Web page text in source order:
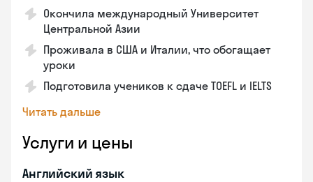
Окончила международный Университет
Центральной Азии
Проживала в США и Италии, что обогащает
уроки
Подготовила учеников к сдаче TOEFL и IELTS
Читать дальше
Услуги и цены
Английский язык